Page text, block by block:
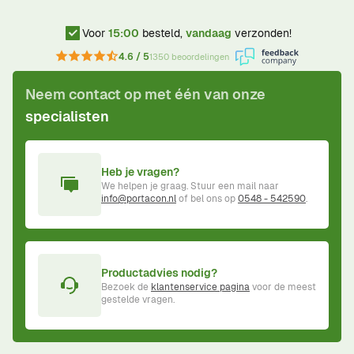
Voor 15:00 besteld, vandaag verzonden!
4.6 / 51350 beoordelingen
Neem contact op met één van onze
specialisten
Heb je vragen?
We helpen je graag. Stuur een mail naar
info@portacon.nlof bel ons op0548 - 542590.
Productadvies nodig?
Bezoek de klantenservice paginavoor de meest
gestelde vragen.